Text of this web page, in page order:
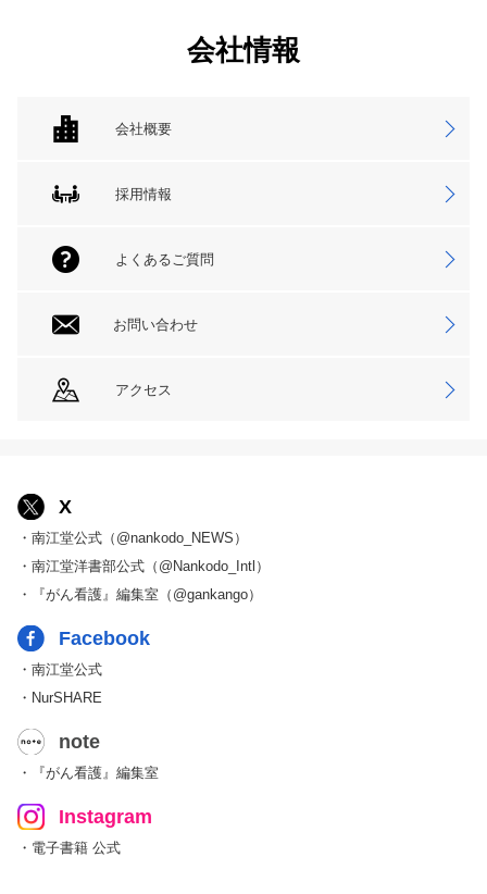
会社情報
会社概要
採用情報
よくあるご質問
お問い合わせ
アクセス
X
・南江堂公式（@nankodo_NEWS）
・南江堂洋書部公式（@Nankodo_Intl）
・『がん看護』編集室（@gankango）
Facebook
・南江堂公式
・NurSHARE
note
・『がん看護』編集室
Instagram
・電子書籍 公式